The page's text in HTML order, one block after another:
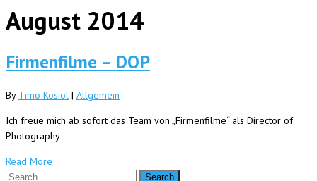
August 2014
Firmenfilme – DOP
By Timo Kosiol | Allgemein
Ich freue mich ab sofort das Team von „Firmenfilme“ als Director of
Photography
Read More